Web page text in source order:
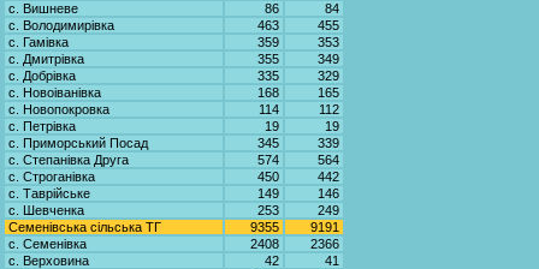
с. Вишневе
86
84
с. Володимирівка
463
455
с. Гамівка
359
353
с. Дмитрівка
355
349
с. Добрівка
335
329
с. Новоіванівка
168
165
с. Новопокровка
114
112
с. Петрівка
19
19
с. Приморський Посад
345
339
с. Степанівка Друга
574
564
с. Строганівка
450
442
с. Таврійське
149
146
с. Шевченка
253
249
Семенівська сільська ТГ
9355
9191
с. Семенівка
2408
2366
с. Верховина
42
41